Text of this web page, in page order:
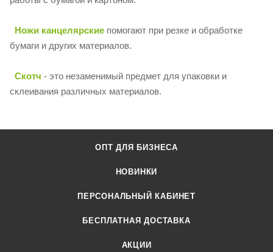
Ножи канцелярские помогают при резке и обработке
бумаги и других материалов.
Скотч - это незаменимый предмет для упаковки и
склеивания различных материалов.
ОПТ ДЛЯ БИЗНЕСА
НОВИНКИ
ПЕРСОНАЛЬНЫЙ КАБИНЕТ
БЕСПЛАТНАЯ ДОСТАВКА
АКЦИИ